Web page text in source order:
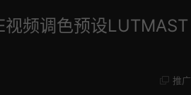
频调色预设LUTMAST
推广